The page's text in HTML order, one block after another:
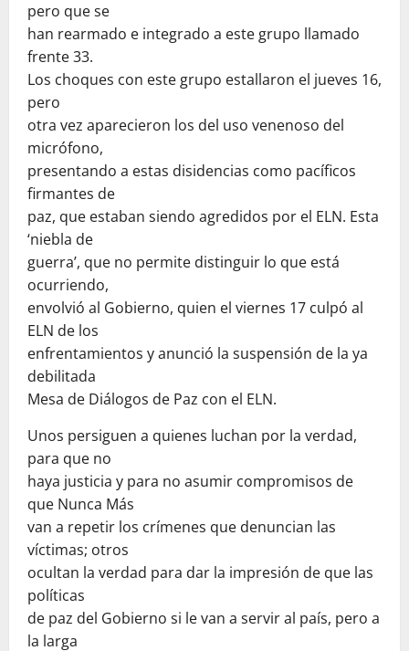
pero que se
han rearmado e integrado a este grupo llamado
frente 33.
Los choques con este grupo estallaron el jueves 16,
pero
otra vez aparecieron los del uso venenoso del
micrófono,
presentando a estas disidencias como pacíficos
firmantes de
paz, que estaban siendo agredidos por el ELN. Esta
‘niebla de
guerra’, que no permite distinguir lo que está
ocurriendo,
envolvió al Gobierno, quien el viernes 17 culpó al
ELN de los
enfrentamientos y anunció la suspensión de la ya
debilitada
Mesa de Diálogos de Paz con el ELN.
Unos persiguen a quienes luchan por la verdad,
para que no
haya justicia y para no asumir compromisos de
que Nunca Más
van a repetir los crímenes que denuncian las
víctimas; otros
ocultan la verdad para dar la impresión de que las
políticas
de paz del Gobierno si le van a servir al país, pero a
la larga